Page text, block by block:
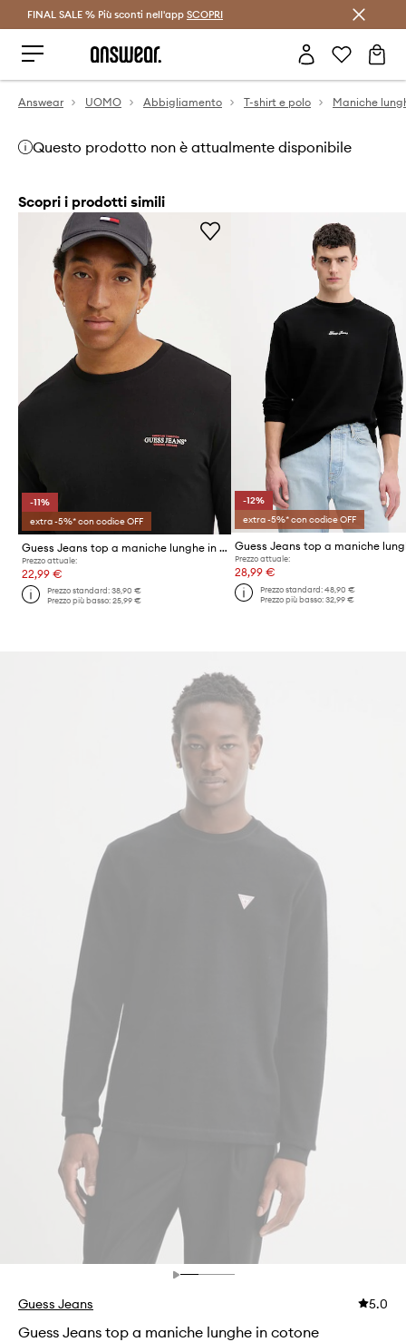
Risparmia con Answear Club >
FINAL SALE % Più sconti nell'app SCOPRI
Answear UOMO Abbigliamento T-shirt e polo Maniche
Questo prodotto non è attualmente disponibile
Scopri i prodotti simili
-11%
extra -5%* con codice OFF
Guess Jeans top a maniche lunghe in cotone
Prezzo attuale:
22,99 €
Prezzo standard:38,90 €
Prezzo più basso:25,99 €
-12%
extra -5%* con codice OFF
Prezzo attuale:
28,99 €
Prezzo standard: 48,90 €
Prezzo più basso: 32,99 €
Guess Jeans 5.0
Guess Jeans top a maniche lunghe in cotone